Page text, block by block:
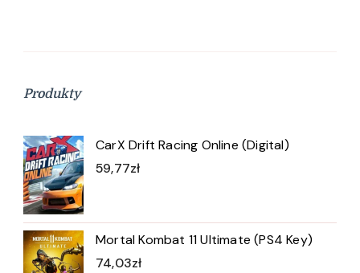
Produkty
CarX Drift Racing Online (Digital)
59,77zł
Mortal Kombat 11 Ultimate (PS4 Key)
74,03zł